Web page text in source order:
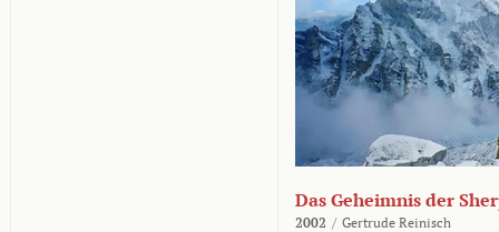
Das Geheimnis der
2002 / Gertrude Reinisch